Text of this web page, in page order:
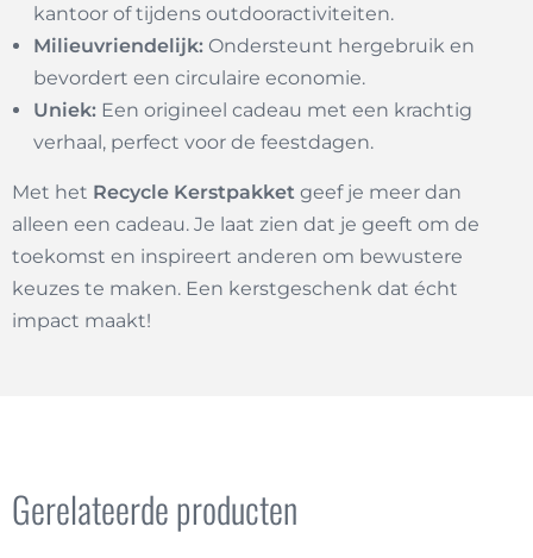
kantoor of tijdens outdooractiviteiten.
Milieuvriendelijk: Ondersteunt hergebruik en
bevordert een circulaire economie.
Uniek: Een origineel cadeau met een krachtig
verhaal, perfect voor de feestdagen.
Met het Recycle Kerstpakket geef je meer dan
alleen een cadeau. Je laat zien dat je geeft om de
toekomst en inspireert anderen om bewustere
keuzes te maken. Een kerstgeschenk dat écht
impact maakt!
Gerelateerde producten